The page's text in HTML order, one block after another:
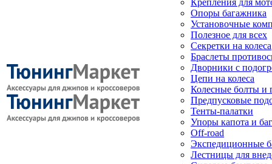
Крепления для
Опоры багажника
Установочные
Полезное для всех
Секретки на колеса
Браслеты
Дворники с
Цепи на колеса
Колесные болты и
Предпусковые
Тенты-палатки
Упоры капота и
Off-road
Экспедиционные
Лестницы для